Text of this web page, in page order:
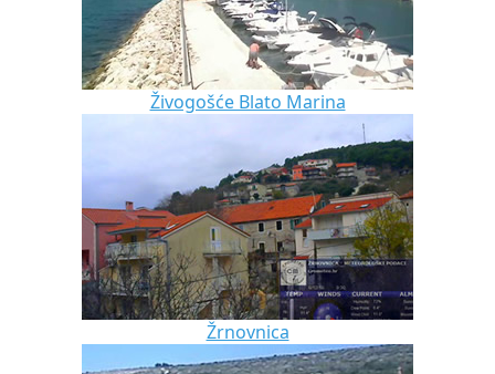
Živogošće Blato Marina
Žrnovnica